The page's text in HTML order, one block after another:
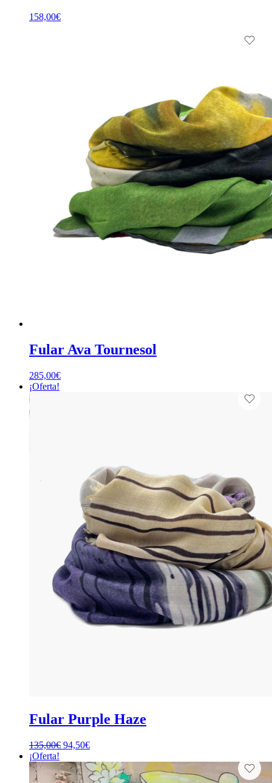
158,00€
Fular Ava Tournesol
285,00€
¡Oferta!
Fular Purple Haze
135,00€ El
original
era:
94,50€El
actual
es:
¡Oferta!